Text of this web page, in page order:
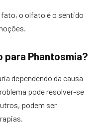
fato, o olfato é o sentido
Phantosmia?
dependendo da causa
pode resolver-se
podem ser